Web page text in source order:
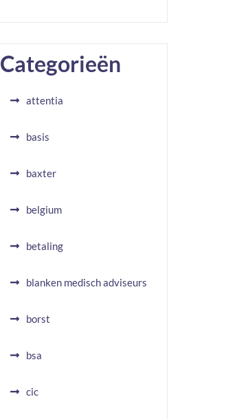
Categorieën
attentia
basis
baxter
belgium
betaling
blanken medisch adviseurs
borst
bsa
cic